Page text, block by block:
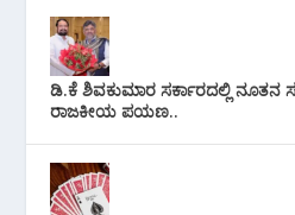
ಡಿ.ಕೆ ಶಿವಕುಮಾರ ಸರ್ಕಾರದಲ್ಲಿ ನೂತನ
ರಾಜಕೀಯ ಪಯಣ..